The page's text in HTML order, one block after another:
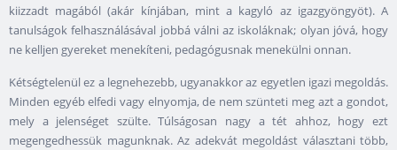
kiizzadt magából (akár kínjában, mint a kagyló az igazgyöngyöt). A
tanulságok felhasználásával jobbá válni az iskoláknak; olyan jóvá, hogy
ne kelljen gyereket menekíteni, pedagógusnak menekülni onnan.
Kétségtelenül ez a legnehezebb, ugyanakkor az egyetlen igazi megoldás.
Minden egyéb elfedi vagy elnyomja, de nem szünteti meg azt a gondot,
mely a jelenséget szülte. Túlságosan nagy a tét ahhoz, hogy ezt
megengedhessük magunknak. Az adekvát megoldást választani több,